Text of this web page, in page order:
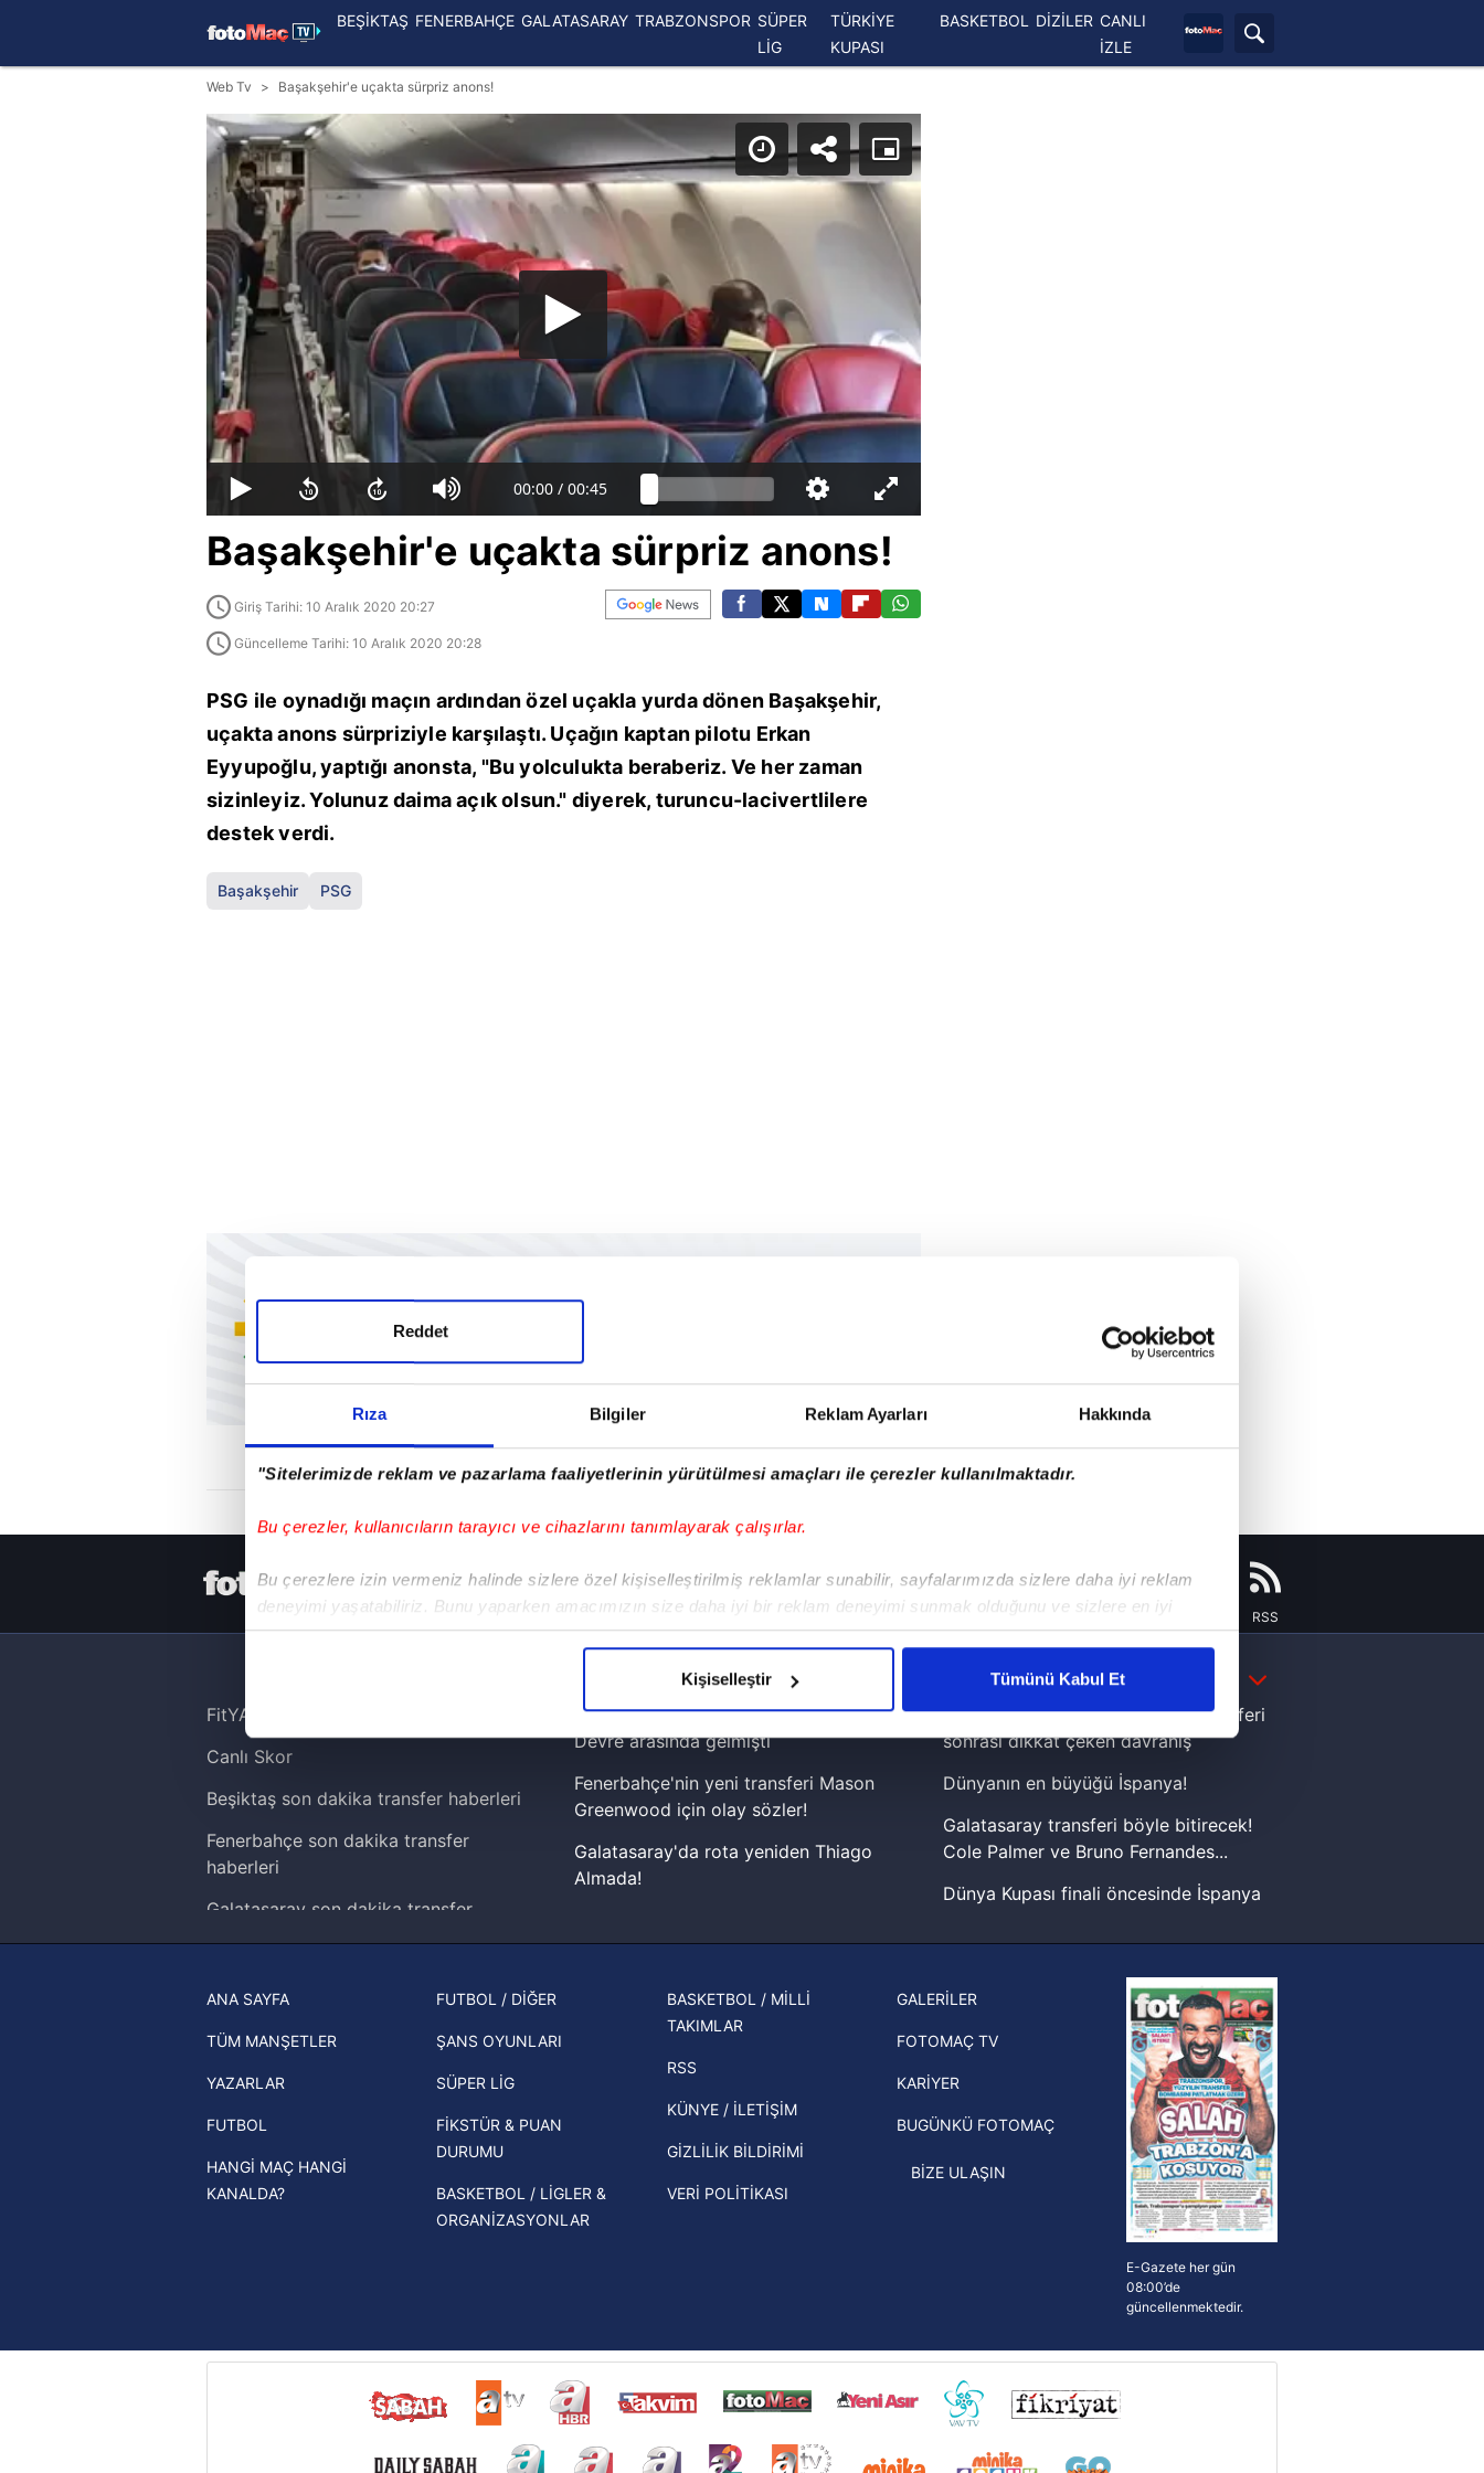
Rıza Bilgiler Reklam Ayarları Hakkında
"Sitelerimizde reklam ve pazarlama faaliyetlerinin yürütülmesi amaçları ile çerezler kullanılmaktadır.
Bu çerezler, kullanıcıların tarayıcı ve cihazlarını tanımlayarak çalışırlar.
Bu çerezlere izin vermeniz halinde sizlere özel kişiselleştirilmiş reklamlar sunabilir, sayfalarımızda sizlere daha iyi reklam
deneyimi yaşatabiliriz. Bunu yaparken amacımızın size daha iyi bir reklam deneyimi sunmak olduğunu ve sizlere en iyi
içerikleri sunabilmek adına elimizden gelen çabayı gösterdiğimizi ve bu noktada, reklamların maliyetlerimizi karşılamak
Her halükârda, kullanıcılar, bu çerezlere izin vermedikleri takdirde, kullanıcılara hedefli reklamlar gösterilmeyecektir."
Sizlere daha iyi bir hizmet sunabilmek için İnternet Sitemizde kendimize ve üçüncü kişilere ait çerezler kullanılmaktadır. Bu
çerezler vasıtasıyla çeşitli kişisel verileriniz işlenmekte olup gerekli olan çerezler bilgi toplumu hizmetlerinin sunulması
amacıyla kullanılmaktadır. Diğer çerezler, sitemizin daha işlevsel kılınması ve kişiselleştirilmesi ve sizlere yönelik
reklam/pazarlama faaliyetlerinin yapılması, amaçlarıyla sınırlı olarak açık rızanız dahilinde kullanılacaktır.
Çerezlere ilişkin tercihlerinizi aşağıda yer alan panel vasıtasıyla belirleyebilirsiniz. Çerezlere ilişkin detaylı bilgi için Ayarlar
6698 sayılı Kişisel Verilerin Korunması Kanunu uyarınca hazırlanmış Aydınlatma Metnimizi okumak ve sitemizde ilgili
mevzuata uygun olarak kullanılan çerezlerle ilgili bilgi almak için lütfentıklayınız
Reddet
Kişiselleştir Tümünü Kabul Et
BEŞİKTAŞ FENERBAHÇE GALATASARAY TRABZONSPOR SÜPER
LİG
TÜRKİYE
KUPASI
BASKETBOL DİZİLER CANLI
İZLE
Web Tv Başakşehir'e uçakta sürpriz anons!
00:00 / 00:45
Başakşehir'e uçakta sürpriz anons!
Giriş Tarihi: 10 Aralık 2020 20:27
Güncelleme Tarihi: 10 Aralık 2020 20:28
PSG ile oynadığı maçın ardından özel uçakla yurda dönen Başakşehir,
uçakta anons sürpriziyle karşılaştı. Uçağın kaptan pilotu Erkan
Eyyupoğlu, yaptığı anonsta, "Bu yolculukta beraberiz. Ve her zaman
sizinleyiz. Yolunuz daima açık olsun." diyerek, turuncu-lacivertlilere
destek verdi.
Başakşehir PSG
HER YERDE!
RSS
DAHA FAZLA
FitYAŞA
Canlı Skor
Beşiktaş son dakika transfer haberleri
Fenerbahçe son dakika transfer
haberleri
Galatasaray son dakika transfer
haberleri
Trendyol Süper Lig haberleri
Ziraat Türkiye Kupası haberleri
UEFA Şampiyonlar Ligi haberleri
UEFA Avrupa Ligi haberleri
UEFA Konferans Ligi haberleri
Fenerbahçe'de sürpriz ayrılık ihtimali!
Devre arasında gelmişti
Fenerbahçe'nin yeni transferi Mason
Greenwood için olay sözler!
Galatasaray'da rota yeniden Thiago
Almada!
muhtemel rakibi belli oldu! Gornik
İspanya-Arjantin finalinin ardından dış
Beşiktaş'ın UEFA Avrupa Ligi'nde 3. Ön
Eleme Turu muhtemel rakipleri belli
Lamine Yamal'dan Dünya Kupası zaferi
sonrası dikkat çeken davranış
Dünyanın en büyüğü İspanya!
Galatasaray transferi böyle bitirecek!
Cole Palmer ve Bruno Fernandes...
Dünya Kupası finali öncesinde İspanya
şampiyonluk yüzüğü verilecek
Hernan Crespo, Meksika Ligi
ekiplerinden Atlas'ın yeni teknik
direktörü oldu
ANA SAYFA
TÜM MANŞETLER
YAZARLAR
FUTBOL
HANGİ MAÇ HANGİ
KANALDA?
FUTBOL / DİĞER
ŞANS OYUNLARI
SÜPER LİG
FİKSTÜR & PUAN
DURUMU
BASKETBOL / LİGLER &
ORGANİZASYONLAR
BASKETBOL / MİLLİ
TAKIMLAR
RSS
KÜNYE / İLETİŞİM
GİZLİLİK BİLDİRİMİ
VERİ POLİTİKASI
GALERİLER
FOTOMAÇ TV
KARİYER
BUGÜNKÜ FOTOMAÇ
BİZE ULAŞIN
E-Gazete her gün
08:00’de
güncellenmektedir.